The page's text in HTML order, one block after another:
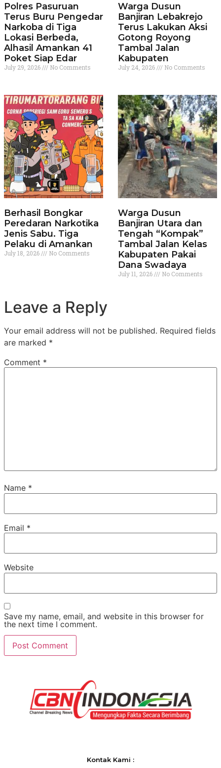
Polres Pasuruan
Terus Buru Pengedar
Narkoba di Tiga
Lokasi Berbeda,
Alhasil Amankan 41
Poket Siap Edar
July 29, 2026 No Comments
Warga Dusun
Banjiran Lebakrejo
Terus Lakukan Aksi
Gotong Royong
Tambal Jalan
Kabupaten
July 24, 2026 No Comments
Berhasil Bongkar
Peredaran Narkotika
Jenis Sabu. Tiga
Pelaku di Amankan
July 18, 2026 No Comments
Warga Dusun
Banjiran Utara dan
Tengah “Kompak”
Tambal Jalan Kelas
Kabupaten Pakai
Dana Swadaya
July 11, 2026 No Comments
Leave a Reply
Your email address will not be published. Required fields
are marked *
Comment *
Name *
Email *
Website
Save my name, email, and website in this browser for
the next time I comment.
Kontak Kami :